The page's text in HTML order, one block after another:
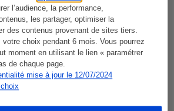
l’audience, la performance,
les partager, optimiser la
des contenus provenant de sites tiers.
votre choix pendant 6 mois. Vous pourrez
moment en utilisant le lien « paramétrer
de chaque page.
mise à jour le 12/07/2024